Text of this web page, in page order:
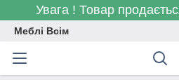
Увага ! Товар
Меблі Всім